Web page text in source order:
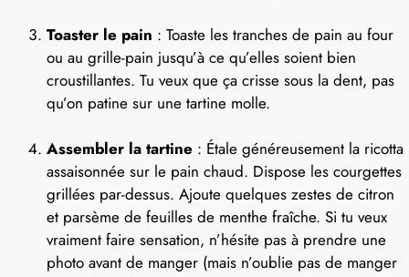
Toaster le pain : Toaste les tranches de pain au four
ou au grille-pain jusqu’à ce qu’elles soient bien
croustillantes. Tu veux que ça crisse sous la dent, pas
qu’on patine sur une tartine molle.
Assembler la tartine : Étale généreusement la ricotta
assaisonnée sur le pain chaud. Dispose les courgettes
grillées par-dessus. Ajoute quelques zestes de citron
et parsème de feuilles de menthe fraîche. Si tu veux
vraiment faire sensation, n’hésite pas à prendre une
photo avant de manger (mais n’oublie pas de manger